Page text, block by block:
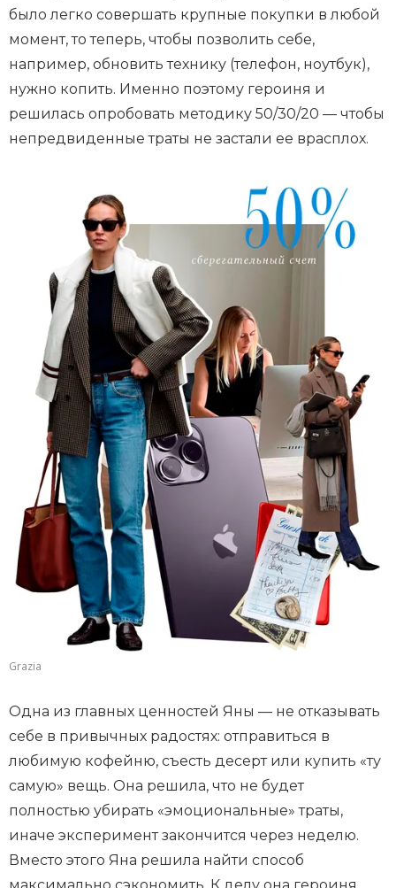
было легко совершать крупные покупки в любой
момент, то теперь, чтобы позволить себе,
например, обновить технику (телефон, ноутбук),
нужно копить. Именно поэтому героиня и
решилась опробовать методику 50/30/20 — чтобы
непредвиденные траты не застали ее врасплох.
Grazia
Одна из главных ценностей Яны — не отказывать
себе в привычных радостях: отправиться в
любимую кофейню, съесть десерт или купить «ту
самую» вещь. Она решила, что не будет
полностью убирать «эмоциональные» траты,
иначе эксперимент закончится через неделю.
Вместо этого Яна решила найти способ